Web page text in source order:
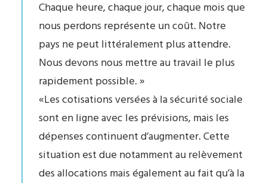
Chaque heure, chaque jour, chaque mois que
nous perdons représente un coût. Notre
pays ne peut littéralement plus attendre.
Nous devons nous mettre au travail le plus
rapidement possible. »
«Les cotisations versées à la sécurité sociale
sont en ligne avec les prévisions, mais les
dépenses continuent d’augmenter. Cette
situation est due notamment au relèvement
des allocations mais également au fait qu’à la